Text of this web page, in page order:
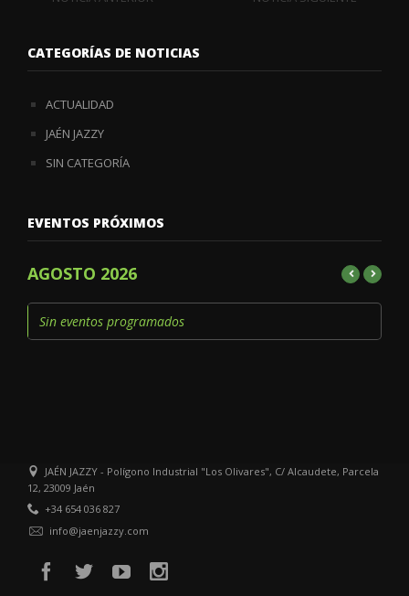
CATEGORÍAS DE NOTICIAS
ACTUALIDAD
JAÉN JAZZY
SIN CATEGORÍA
EVENTOS PRÓXIMOS
AGOSTO 2026
Sin eventos programados
JAÉN JAZZY - Polígono Industrial "Los Olivares", C/ Alcaudete, Parcela
12, 23009 Jaén
+34 654 036 827
info@jaenjazzy.com